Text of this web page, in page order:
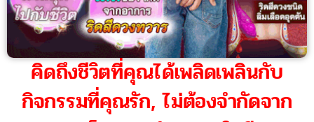
คิดถึงชีวิตที่คุณได้เพลิดเพลินกับ
กิจกรรมที่คุณรัก, ไม่ต้องจำกัดจาก